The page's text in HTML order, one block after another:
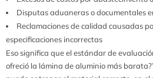
Disputas aduaneras o documentales
Reclamaciones de calidad causadas
especificaciones incorrectas
Eso significa que el estándar de
ofreció la lámina de aluminio más